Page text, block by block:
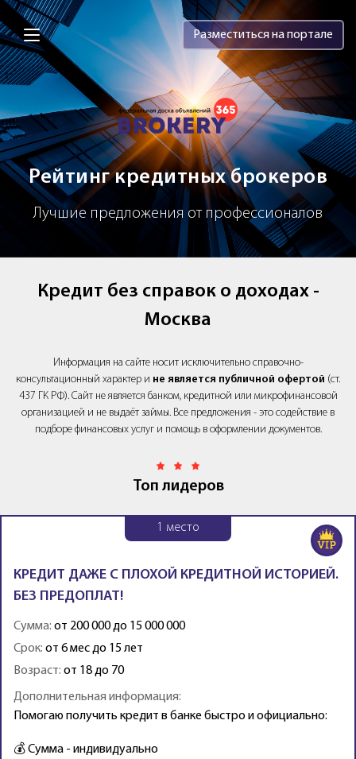
Brokery365 - Рейтинг кредитных
Разместиться на портале
Рейтинг кредитных брокеров
Лучшие предложения от профессионалов
Кредит без справок о доходах -
Москва
Информация на сайте носит исключительно справочно-
консультационный характер и не является публичной офертой (ст.
437 ГК РФ). Сайт не является банком, кредитной или микрофинансовой
организацией и не выдаёт займы. Все предложения - это содействие в
подборе финансовых услуг и помощь в оформлении документов.
Топ лидеров
1 место
КРЕДИТ ДАЖЕ С ПЛОХОЙ КРЕДИТНОЙ ИСТОРИЕЙ.
БЕЗ ПРЕДОПЛАТ!
Сумма: от 200 000 до 15 000 000
Срок: от 6 мес до 15 лет
Возраст: от 18 до 70
Дополнительная информация:
Помогаю получить кредит в банке быстро и официально:
💰 Сумма - индивидуально